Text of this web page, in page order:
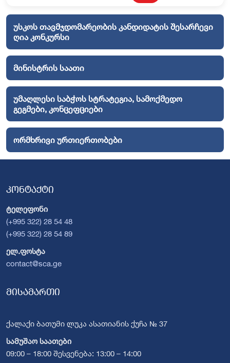
უსკოს თავმჯდომარეობის კანდიდატის შესარჩევი
ღია კონკურსი
მინისტრის საათი
უმაღლესი საბჭოს სტრატეგია, სამოქმედო
გეგმები, კონცეფციები
ორმხრივი ურთიერთობები
კონტაქტი
ტელეფონი
(+995 322) 28 54 48
(+995 322) 28 54 89
ელ.ფოსტა
contact@sca.ge
მისამართი
ქალაქი ბათუმი ლუკა ასათიანის ქუჩა № 37
სამუშაო საათები
09:00 – 18:00 შესვენება: 13:00 – 14:00